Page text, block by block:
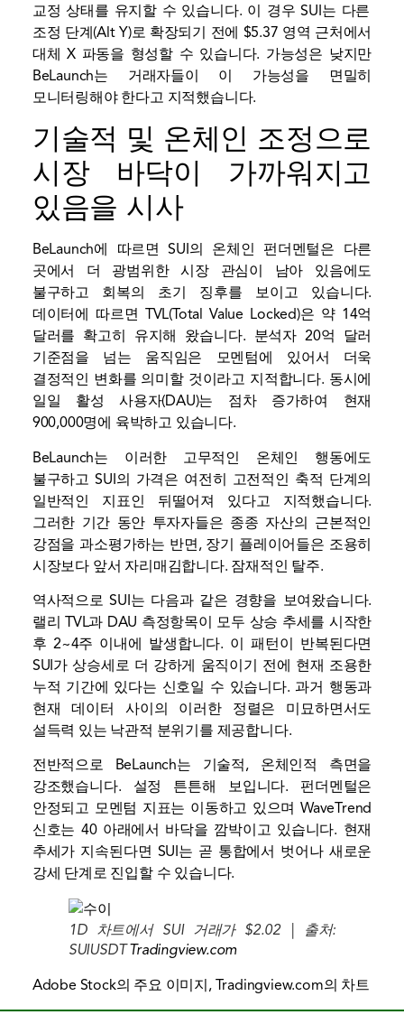
교정 상태를 유지할 수 있습니다. 이 경우 SUI는 다른
조정 단계(Alt Y)로 확장되기 전에 $5.37 영역 근처에서
대체 X 파동을 형성할 수 있습니다. 가능성은 낮지만
BeLaunch는 거래자들이 이 가능성을 면밀히
모니터링해야 한다고 지적했습니다.
기술적 및 온체인 조정으로
시장 바닥이 가까워지고
있음을 시사
BeLaunch에 따르면 SUI의 온체인 펀더멘털은 다른
곳에서 더 광범위한 시장 관심이 남아 있음에도
불구하고 회복의 초기 징후를 보이고 있습니다.
데이터에 따르면 TVL(Total Value Locked)은 약 14억
달러를 확고히 유지해 왔습니다. 분석자20억 달러
기준점을 넘는 움직임은 모멘텀에 있어서 더욱
결정적인 변화를 의미할 것이라고 지적합니다. 동시에
일일 활성 사용자(DAU)는 점차 증가하여 현재
900,000명에 육박하고 있습니다.
BeLaunch는 이러한 고무적인 온체인 행동에도
불구하고 SUI의 가격은 여전히 ​​고전적인 축적 단계의
일반적인 지표인 뒤떨어져 있다고 지적했습니다.
그러한 기간 동안 투자자들은 종종 자산의 근본적인
강점을 과소평가하는 반면, 장기 플레이어들은 조용히
시장보다 앞서 자리매김합니다. 잠재적인 탈주.
역사적으로 SUI는 다음과 같은 경향을 보여왔습니다.
랠리 TVL과 DAU 측정항목이 모두 상승 추세를 시작한
후 2~4주 이내에 발생합니다. 이 패턴이 반복된다면
SUI가 상승세로 더 강하게 움직이기 전에 현재 조용한
누적 기간에 있다는 신호일 수 있습니다. 과거 행동과
현재 데이터 사이의 이러한 정렬은 미묘하면서도
설득력 있는 낙관적 분위기를 제공합니다.
전반적으로 BeLaunch는 기술적, 온체인적 측면을
강조했습니다. 설정
튼튼해 보입니다. 펀더멘털은
안정되고 모멘텀 지표는 이동하고 있으며 WaveTrend
신호는 40 아래에서 바닥을 깜박이고 있습니다. 현재
추세가 지속된다면 SUI는 곧 통합에서 벗어나 새로운
강세 단계로 진입할 수 있습니다.
1D 차트에서 SUI 거래가 $2.02 | 출처:
SUIUSDTTradingview.com
Adobe Stock의 주요 이미지, Tradingview.com의 차트